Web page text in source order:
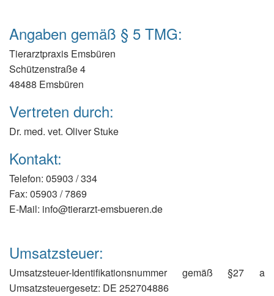
Angaben gemäß § 5 TMG:
Tierarztpraxis Emsbüren
Schützenstraße 4
48488 Emsbüren
Vertreten durch:
Dr. med. vet. Oliver Stuke
Kontakt:
Telefon: 05903 / 334
Fax: 05903 / 7869
E-Mail: info@tierarzt-emsbueren.de
Umsatzsteuer:
Umsatzsteuer-Identifikationsnummer gemäß §27 a
Umsatzsteuergesetz: DE 252704886